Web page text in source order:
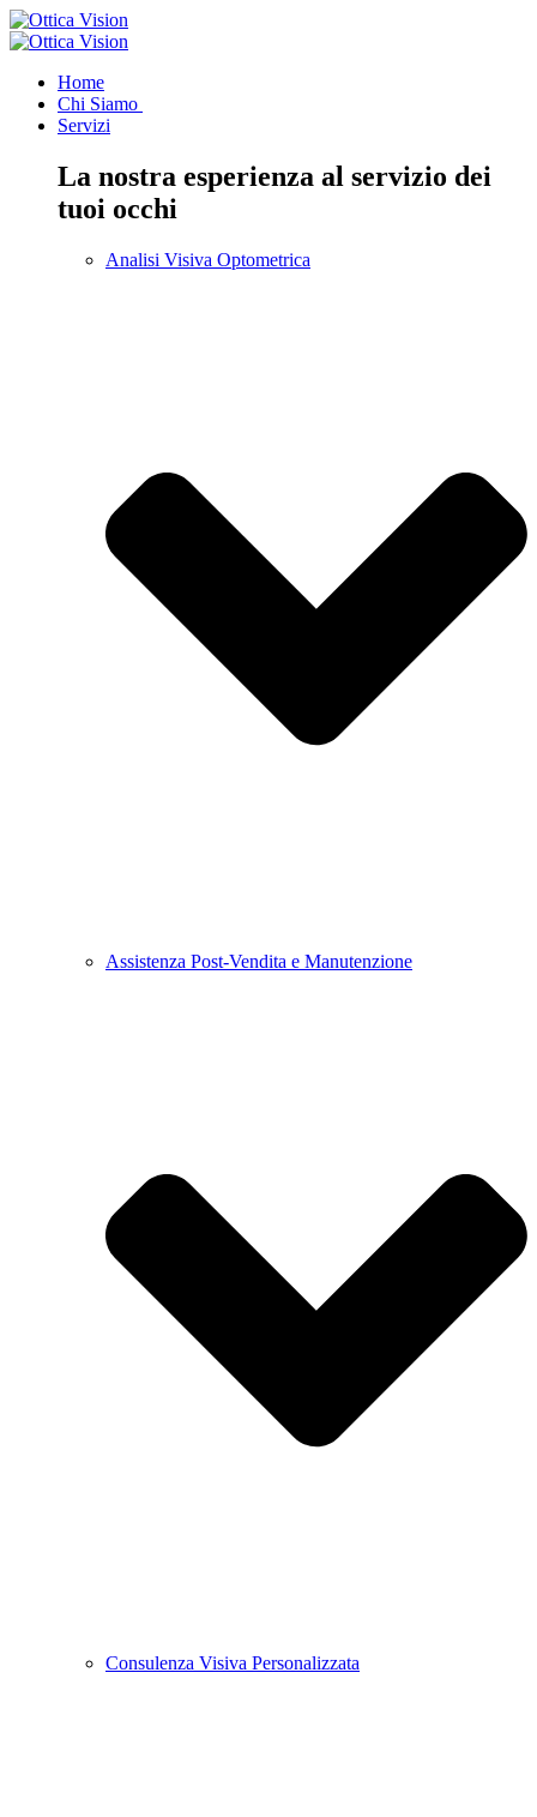
Home
Chi Siamo
Servizi
La nostra esperienza al servizio dei
tuoi occhi
Analisi Visiva Optometrica
Assistenza Post-Vendita e Manutenzione
Consulenza Visiva Personalizzata